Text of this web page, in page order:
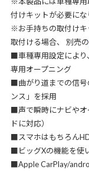
付けキットが必要に
※お手持ちの取付けキ
取付ける場合、 別売の
■車種専用設定により
専用オープニング
■曲がり道までの信号
ンス」を採用
■声で瞬時にナビやオ
ドに対応）
■スマホはもちろん
■ビッグXの機能を使
■Apple CarPlay/